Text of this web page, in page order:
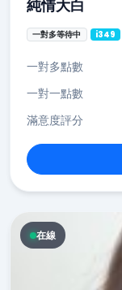
純情大白
一對多等待中 i349
一對多點數
一對一點數
滿意度評分
在線